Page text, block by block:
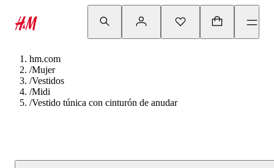
hm.com
/Mujer
/Vestidos
/Midi
/Vestido túnica con cinturón de anudar